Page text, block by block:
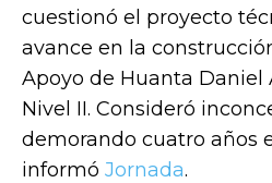
cuestionó el proyecto
avance en la
Apoyo de Huanta Daniel
Nivel II. Consideró
demorando cuatro años
informó Jornada.